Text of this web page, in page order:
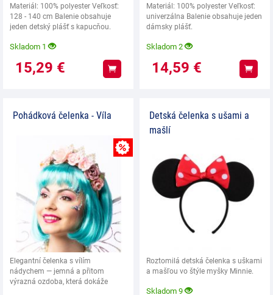
Materiál: 100% polyester Veľkosť:
128 - 140 cm Balenie obsahuje
jeden detský plášť s kapucňou.
Skladom 1
15,29 € Kúpiť
Materiál: 100% polyester Veľkosť:
univerzálna Balenie obsahuje jeden
dámsky plášť.
Skladom 2
14,59 € Kúpiť
Pohádková čelenka - Víla
Elegantní čelenka s vílím
nádychem — jemná a přitom
výrazná ozdoba, která dokáže
Detská čelenka s ušami a
mašlí
Roztomilá detská čelenka s uškami
a mašľou vo štýle myšky Minnie.
Skladom 9